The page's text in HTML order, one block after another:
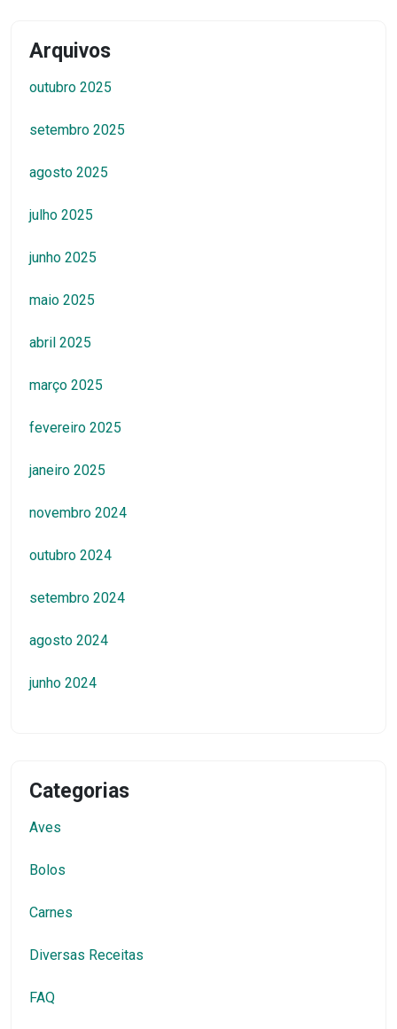
Arquivos
outubro 2025
setembro 2025
agosto 2025
julho 2025
junho 2025
maio 2025
abril 2025
março 2025
fevereiro 2025
janeiro 2025
novembro 2024
outubro 2024
setembro 2024
agosto 2024
junho 2024
Categorias
Aves
Bolos
Carnes
Diversas Receitas
FAQ